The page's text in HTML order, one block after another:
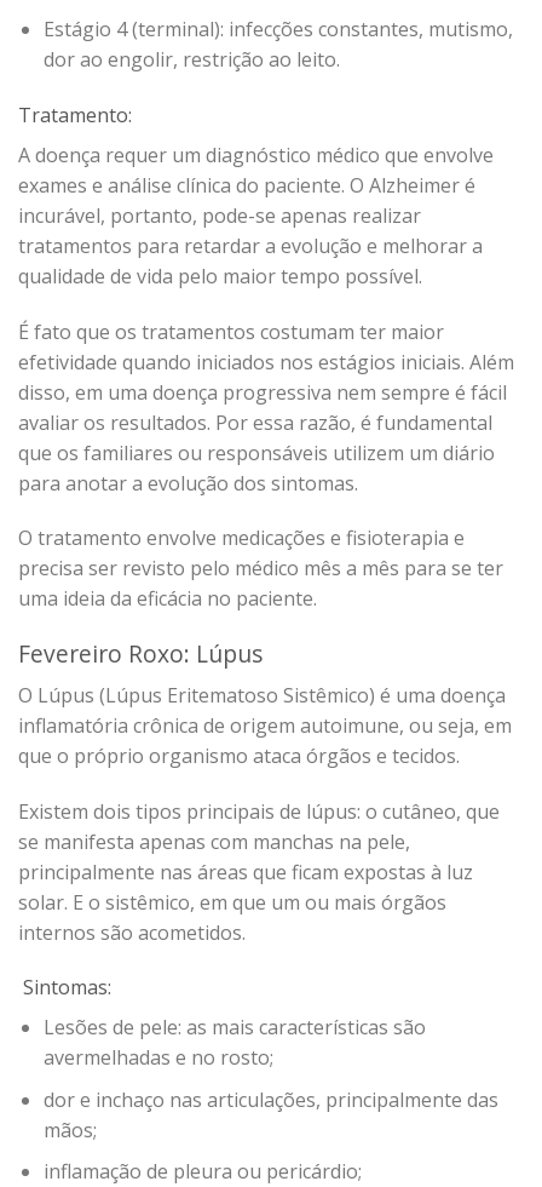
Estágio 4 (terminal): infecções constantes, mutismo,
dor ao engolir, restrição ao leito.
Tratamento:
A doença requer um diagnóstico médico que envolve
exames e análise clínica do paciente. O Alzheimer é
incurável, portanto, pode-se apenas realizar
tratamentos para retardar a evolução e melhorar a
qualidade de vida pelo maior tempo possível.
É fato que os tratamentos costumam ter maior
efetividade quando iniciados nos estágios iniciais. Além
disso, em uma doença progressiva nem sempre é fácil
avaliar os resultados. Por essa razão, é fundamental
que os familiares ou responsáveis utilizem um diário
para anotar a evolução dos sintomas.
O tratamento envolve medicações e fisioterapia e
precisa ser revisto pelo médico mês a mês para se ter
uma ideia da eficácia no paciente.
Fevereiro Roxo: Lúpus
O Lúpus (Lúpus Eritematoso Sistêmico) é uma doença
inflamatória crônica de origem autoimune, ou seja, em
que o próprio organismo ataca órgãos e tecidos.
Existem dois tipos principais de lúpus: o cutâneo, que
se manifesta apenas com manchas na pele,
principalmente nas áreas que ficam expostas à luz
solar. E o sistêmico, em que um ou mais órgãos
internos são acometidos.
Sintomas:
Lesões de pele: as mais características são
avermelhadas e no rosto;
dor e inchaço nas articulações, principalmente das
mãos;
inflamação de pleura ou pericárdio;